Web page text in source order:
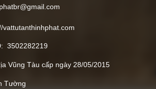
vattutanthinhphat.com
3502282219
Vũng Tàu cấp ngày 28/05/2015
Tường